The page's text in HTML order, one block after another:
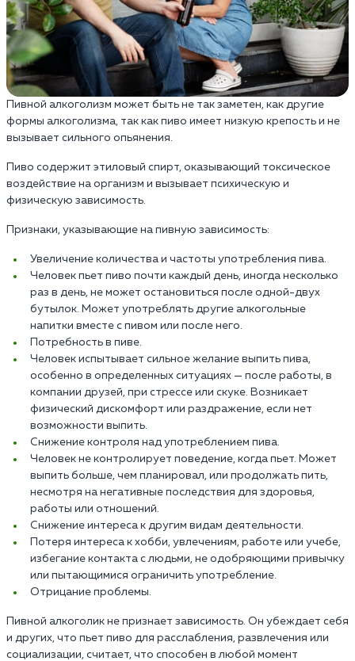
Пивной алкоголизм может быть не так заметен, как другие
формы алкоголизма, так как пиво имеет низкую крепость и не
вызывает сильного опьянения.
Пиво содержит этиловый спирт, оказывающий токсическое
воздействие на организм и вызывает психическую и
физическую зависимость.
Признаки, указывающие на пивную зависимость:
Увеличение количества и частоты употребления пива.
Человек пьет пиво почти каждый день, иногда несколько
раз в день, не может остановиться после одной-двух
бутылок. Может употреблять другие алкогольные
напитки вместе с пивом или после него.
Потребность в пиве.
Человек испытывает сильное желание выпить пива,
особенно в определенных ситуациях — после работы, в
компании друзей, при стрессе или скуке. Возникает
физический дискомфорт или раздражение, если нет
возможности выпить.
Снижение контроля над употреблением пива.
Человек не контролирует поведение, когда пьет. Может
выпить больше, чем планировал, или продолжать пить,
несмотря на негативные последствия для здоровья,
работы или отношений.
Снижение интереса к другим видам деятельности.
Потеря интереса к хобби, увлечениям, работе или учебе,
избегание контакта с людьми, не одобряющими привычку
или пытающимися ограничить употребление.
Отрицание проблемы.
Пивной алкоголик не признает зависимость. Он убеждает себя
и других, что пьет пиво для расслабления, развлечения или
социализации, считает, что способен в любой момент